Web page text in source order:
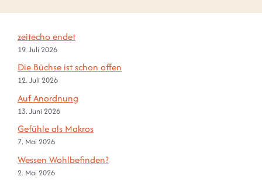
zeitecho endet
19. Juli 2026
Die Büchse ist schon offen
12. Juli 2026
Auf Anordnung
13. Juni 2026
Gefühle als Makros
7. Mai 2026
Wessen Wohlbefinden?
2. Mai 2026